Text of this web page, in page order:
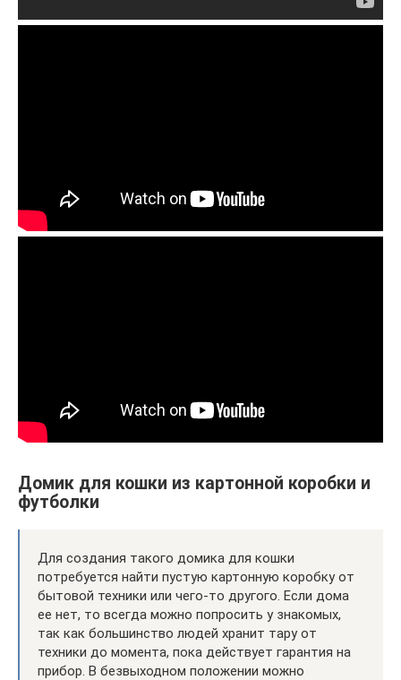
Домик для кошки из картонной коробки и
футболки
Для создания такого домика для кошки
потребуется найти пустую картонную коробку от
бытовой техники или чего-то другого. Если дома
ее нет, то всегда можно попросить у знакомых,
так как большинство людей хранит тару от
техники до момента, пока действует гарантия на
прибор. В безвыходном положении можно